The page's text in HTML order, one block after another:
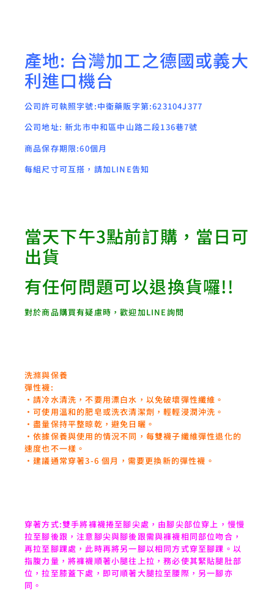
產地: 台灣加工之德國或義大
利進口機台
公司許可執照字號:中衛藥販字第:623104J377
公司地址: 新北市中和區中山路二段136巷7號
商品保存期限:60個月
每組尺寸可互搭，請加LINE告知
當天下午3點前訂購，當日可
出貨
有任何問題可以退換貨囉!!
對於商品購買有疑慮時，歡迎加LINE詢問
洗滌與保養
彈性襪:
‧請冷水清洗，不要用漂白水，以免破壞彈性纖維。
‧可使用溫和的肥皂或洗衣清潔劑，輕輕浸潤沖洗。
‧盡量保持平整晾乾，避免日曬。
‧依據保養與使用的情況不同，每雙襪子纖維彈性退化的
速度也不一樣。
‧建議通常穿著3-6 個月，需要更換新的彈性襪。
穿著方式:雙手將褲襪捲至腳尖處，由腳尖部位穿上，慢慢
拉至腳後跟，注意腳尖與腳後跟需與褲襪相同部位吻合，
再拉至腳踝處，此時再將另一腳以相同方式穿至腳踝。以
指腹力量，將褲襪順著小腿往上拉，務必使其緊貼腿肚部
位，拉至膝蓋下處，即可順著大腿拉至腰際，另一腳亦
同。